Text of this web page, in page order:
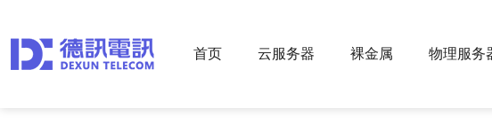
首页 云服务器 裸金属 物理服务